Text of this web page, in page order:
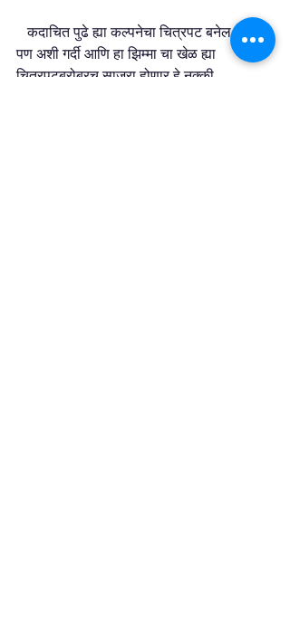
   कदाचित पुढे ह्या कल्पनेचा चित्रपट बनेल ही ,
पण अशी गर्दी आणि हा झिम्मा चा खेळ ह्या
चित्रपटबरोबरच साजरा होणार हे नक्की .